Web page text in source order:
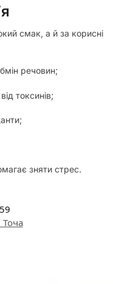
смак, а й за корисні
речовин;
токсинів;
зняти стрес.
Точа